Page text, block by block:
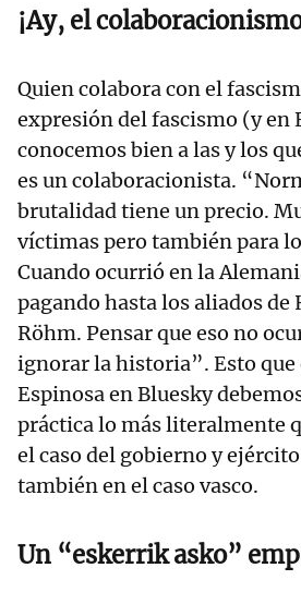
¡Ay, el
Quien colabora con el
expresión del fascismo (y en
conocemos bien a las y los
es un colaboracionista.
brutalidad tiene un precio.
víctimas pero también para
Cuando ocurrió en la
pagando hasta los aliados
Röhm. Pensar que eso no
ignorar la historia”. Esto que
Espinosa en Bluesky
práctica lo más literalmente
el caso del gobierno y
también en el caso vasco.
Un “eskerrik asko”